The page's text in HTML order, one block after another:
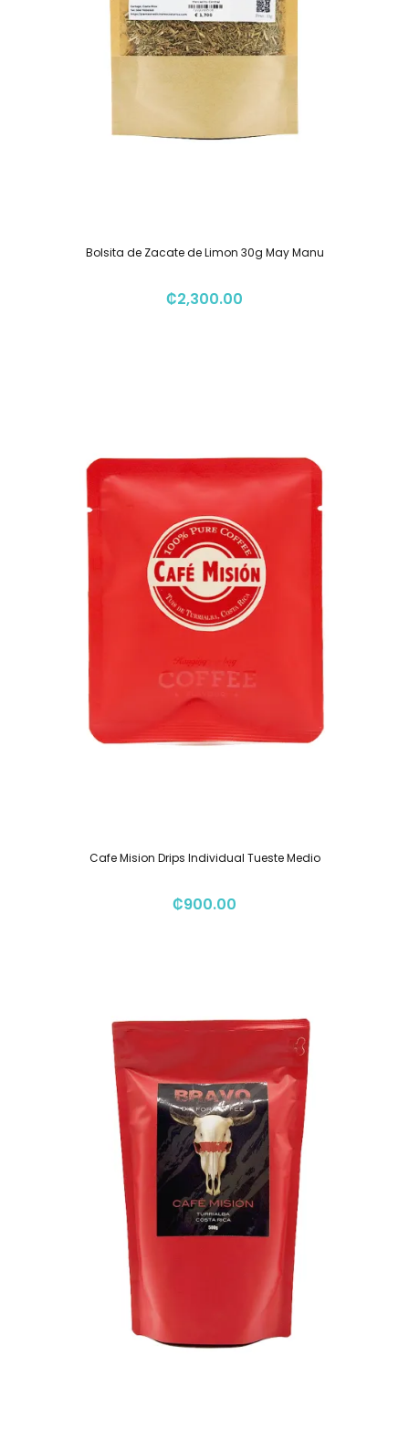
Bolsita de Zacate de Limon 30g May Manu
₡2,300.00
Cafe Mision Drips Individual Tueste Medio
₡900.00